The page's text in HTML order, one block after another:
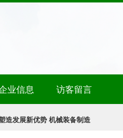
业信息 访客留言
造发展新优势 机械装备制造